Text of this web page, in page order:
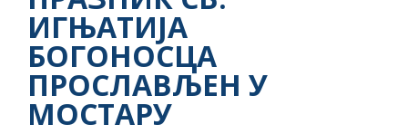
ИГЊАТИЈА
БОГОНОСЦА
ПРОСЛАВЉЕН У
МОСТАРУ